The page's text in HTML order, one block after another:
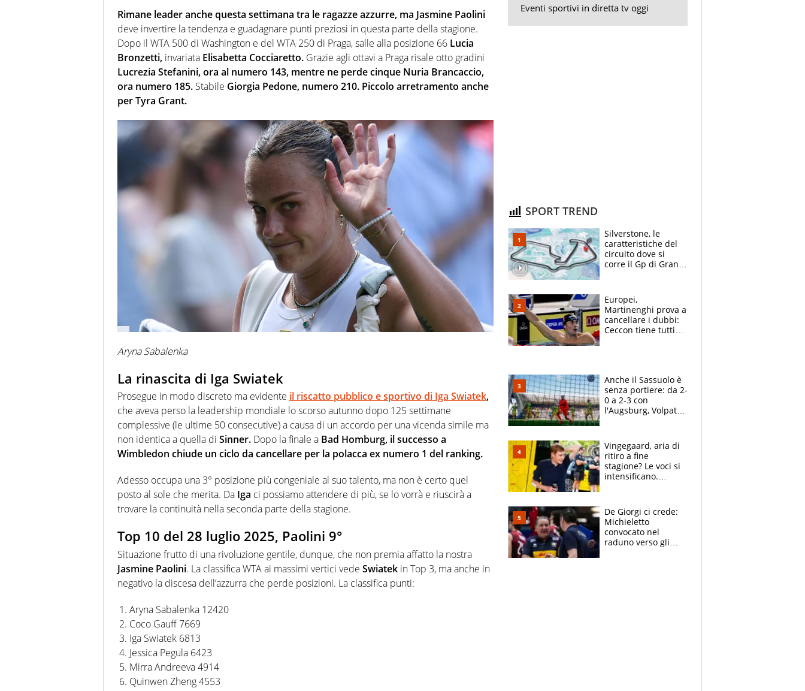
Rimane leader anche questa settimana tra le ragazze azzurre, ma Jasmine Paolini
deve invertire la tendenza e guadagnare punti preziosi in questa parte della stagione.
Dopo il WTA 500 di Washington e del WTA 250 di Praga, salle alla posizione 66 Lucia
Bronzetti, invariata Elisabetta Cocciaretto. Grazie agli ottavi a Praga risale otto gradini
Lucrezia Stefanini, ora al numero 143, mentre ne perde cinque Nuria Brancaccio,
ora numero 185. Stabile Giorgia Pedone, numero 210. Piccolo arretramento anche
per Tyra Grant.
Aryna Sabalenka
La rinascita di Iga Swiatek
Prosegue in modo discreto ma evidente il riscatto pubblico e sportivo di Iga Swiatek,
che aveva perso la leadership mondiale lo scorso autunno dopo 125 settimane
complessive (le ultime 50 consecutive) a causa di un accordo per una vicenda simile ma
non identica a quella di Sinner. Dopo la finale a Bad Homburg, il successo a
Wimbledon chiude un ciclo da cancellare per la polacca ex numero 1 del ranking.
Adesso occupa una 3° posizione più congeniale al suo talento, ma non è certo quel
posto al sole che merita. Da Iga ci possiamo attendere di più, se lo vorrà e riuscirà a
trovare la continuità nella seconda parte della stagione.
Top 10 del 28 luglio 2025, Paolini 9°
Situazione frutto di una rivoluzione gentile, dunque, che non premia affatto la nostra
Jasmine Paolini. La classifica WTA ai massimi vertici vede Swiatek in Top 3, ma anche in
negativo la discesa dell’azzurra che perde posizioni. La classifica punti:
Aryna Sabalenka 12420
Coco Gauff 7669
Iga Swiatek 6813
Jessica Pegula 6423
Mirra Andreeva 4914
Quinwen Zheng 4553
Eventi sportivi in diretta tv oggi
SPORT TREND
Silverstone, le
caratteristiche del
circuito dove si
corre il Gp di Gran
Europei,
Martinenghi prova a
cancellare i dubbi:
Ceccon tiene tutti
Anche il Sassuolo è
senza portiere: da 2-
0 a 2-3 con
l'Augsburg, Volpato
Vingegaard, aria di
ritiro a fine
stagione? Le voci si
intensificano.
vuole la Roubaix
De Giorgi ci crede:
Michieletto
convocato nel
raduno verso gli